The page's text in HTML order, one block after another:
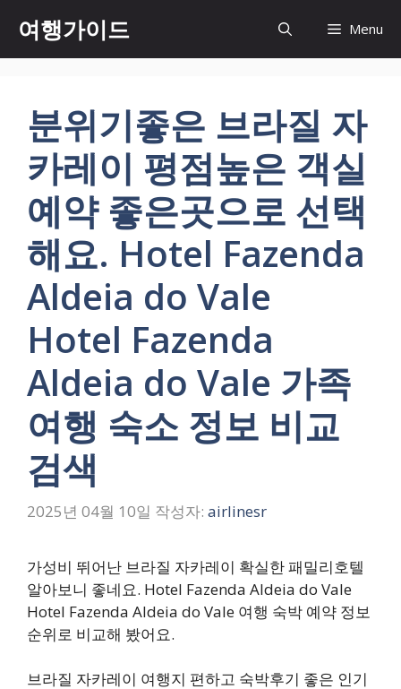
츠
여행가이드 Menu
분위기좋은 브라질 자
카레이 평점높은 객실
예약 좋은곳으로 선택
해요. Hotel Fazenda
Aldeia do Vale
Hotel Fazenda
Aldeia do Vale 가족
여행 숙소 정보 비교
검색
2025년 04월 10일 작성자: airlinesr
가성비 뛰어난 브라질 자카레이 확실한 패밀리호텔
알아보니 좋네요. Hotel Fazenda Aldeia do Vale
Hotel Fazenda Aldeia do Vale 여행 숙박 예약 정보
순위로 비교해 봤어요.
브라질 자카레이 여행지 편하고 숙박후기 좋은 인기